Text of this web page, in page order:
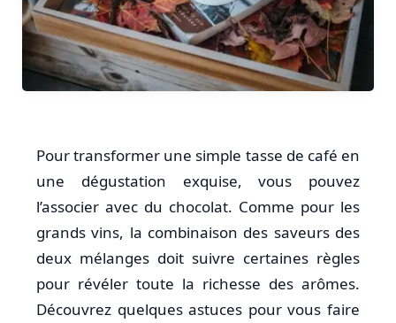
Pour transformer une simple tasse de café en
une dégustation exquise, vous pouvez
l’associer avec du chocolat. Comme pour les
grands vins, la combinaison des saveurs des
deux mélanges doit suivre certaines règles
pour révéler toute la richesse des arômes.
Découvrez quelques astuces pour vous faire